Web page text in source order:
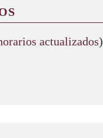
actualizados)